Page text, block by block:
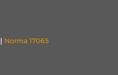
| Norma 17065